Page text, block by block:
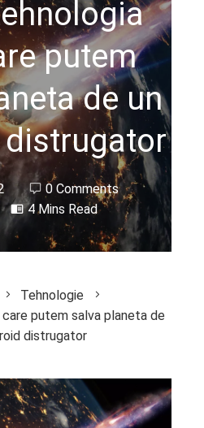
putem
de un
0 Comments
4 Mins Read
Tehnologie
putem salva planeta de
distrugator